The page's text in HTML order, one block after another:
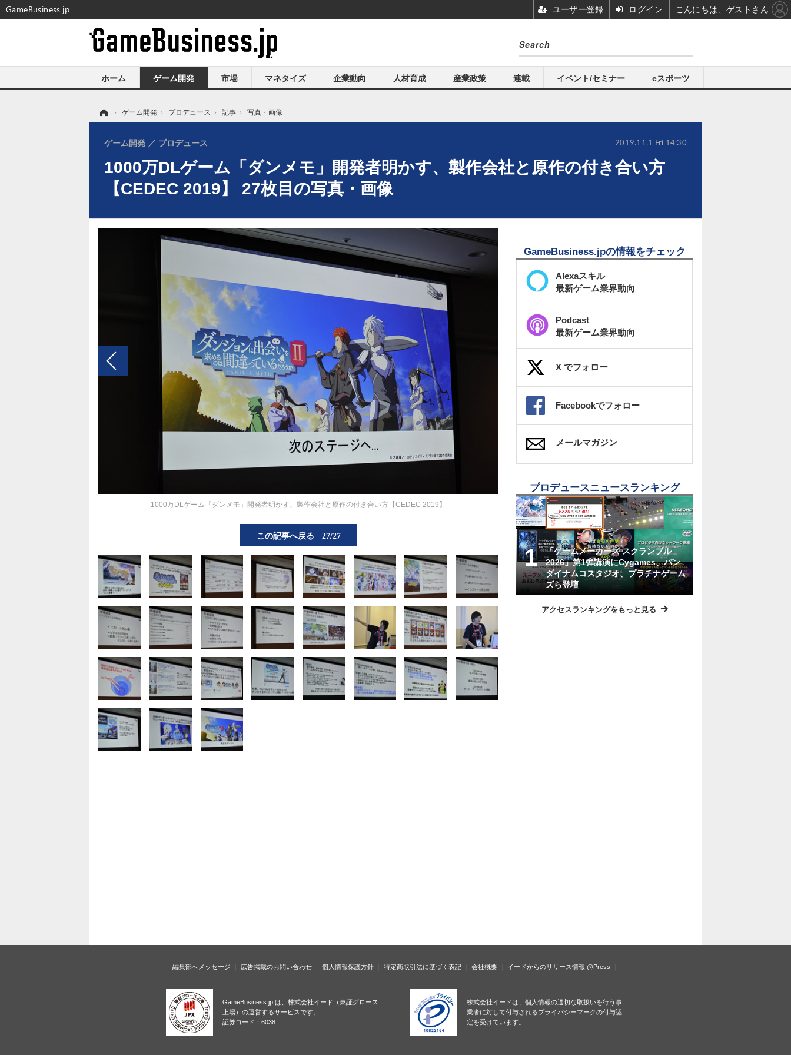
ホーム ゲーム開発 市場 マネタイズ 企業動向 人材育成 産業政策 連載 イベント/セミナー eスポーツ
› ゲーム開発 › プロデュース › 記事 › 写真・画像
1000万DLゲーム「ダンメモ」開発者明かす、製作会社と原作の付き合い方
【CEDEC 2019】 27枚目の写真・画像
ゲーム開発 プロデュース 2019.11.1 Fri 14:30
1000万DLゲーム「ダンメモ」開発者明かす、製作会社と原作の付き合い方【CEDEC 2019】
この記事へ戻る 27/27
GameBusiness.jpの情報をチェック
Alexaスキル
最新ゲーム業界動向
Podcast
最新ゲーム業界動向
X でフォロー
Facebookでフォロー
メールマガジン
プロデュースニュースランキング
「ゲームメーカーズ スクランブル
2026」第1弾講演にCygames、バン
ダイナムコスタジオ、プラチナゲーム
ズら登壇
アクセスランキングをもっと見る
編集部へメッセージ 広告掲載のお問い合わせ 個人情報保護方針 特定商取引法に基づく表記 会社概要 イードからのリリース情報 @Press
GameBusiness.jp は、株式会社イード（東証グロース
上場）の運営するサービスです。
証券コード：6038
株式会社イードは、個人情報の適切な取扱いを行う事
業者に対して付与されるプライバシーマークの付与認
定を受けています。
GameBusiness.jp ユーザー登録 ログイン こんにちは、ゲストさん